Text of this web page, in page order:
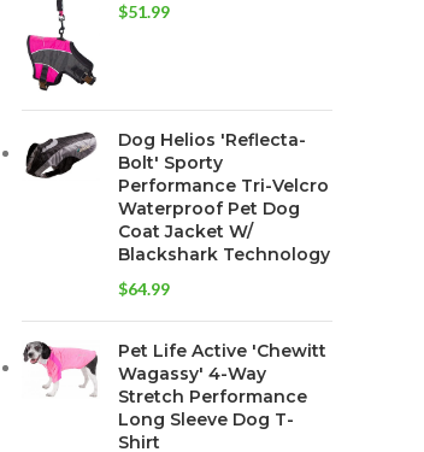
$51.99
Dog Helios 'Reflecta-
Bolt' Sporty
Performance Tri-Velcro
Waterproof Pet Dog
Coat Jacket W/
Blackshark Technology
$64.99
Pet Life Active 'Chewitt
Wagassy' 4-Way
Stretch Performance
Long Sleeve Dog T-
Shirt